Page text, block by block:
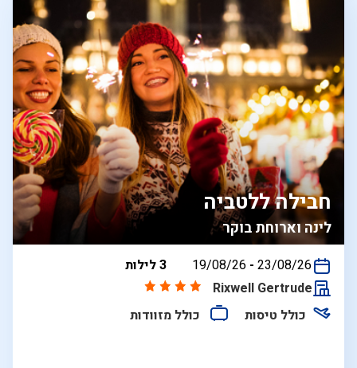
לינה וארוחת בוקר
חבילה ללטביה
בין
19/08/26 - 23/08/26
3 לילות
Rixwell Gertrude
כולל טיסות
כולל מזוודות